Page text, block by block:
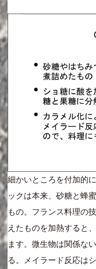
細かいところを付加的
ックは本来、砂糖と蜂
もの。フランス料理の
えたものを加熱すると
ます。微生物は関係な
る。メイラード反応は